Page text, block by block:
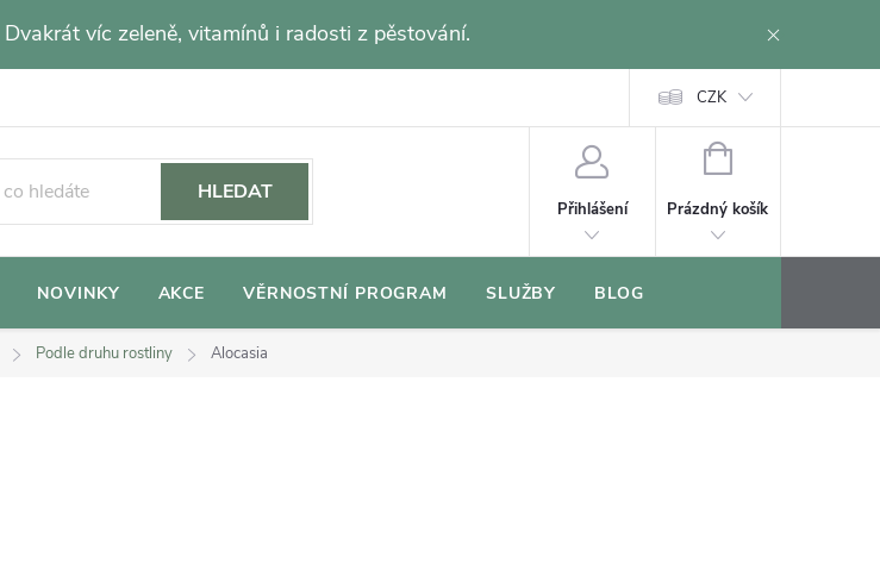
Dvakrát víc zeleně, vitamínů i radosti z pěstování.
CZK
HLEDAT
Přihlášení
NÁKUPNÍ
Prázdný košík
NOVINKY AKCE VĚRNOSTNÍ PROGRAM SLUŽBY BLOG
Podle druhu rostliny Alocasia